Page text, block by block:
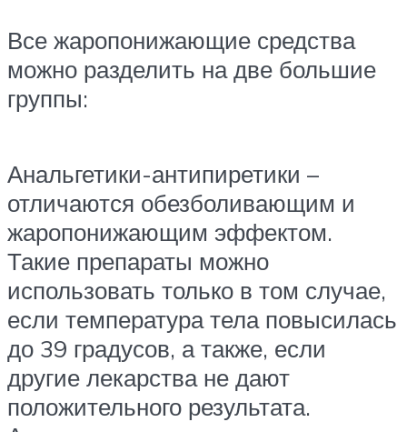
Все жаропонижающие средства
можно разделить на две большие
группы:
Анальгетики-антипиретики –
отличаются обезболивающим и
жаропонижающим эффектом.
Такие препараты можно
использовать только в том случае,
если температура тела повысилась
до 39 градусов, а также, если
другие лекарства не дают
положительного результата.